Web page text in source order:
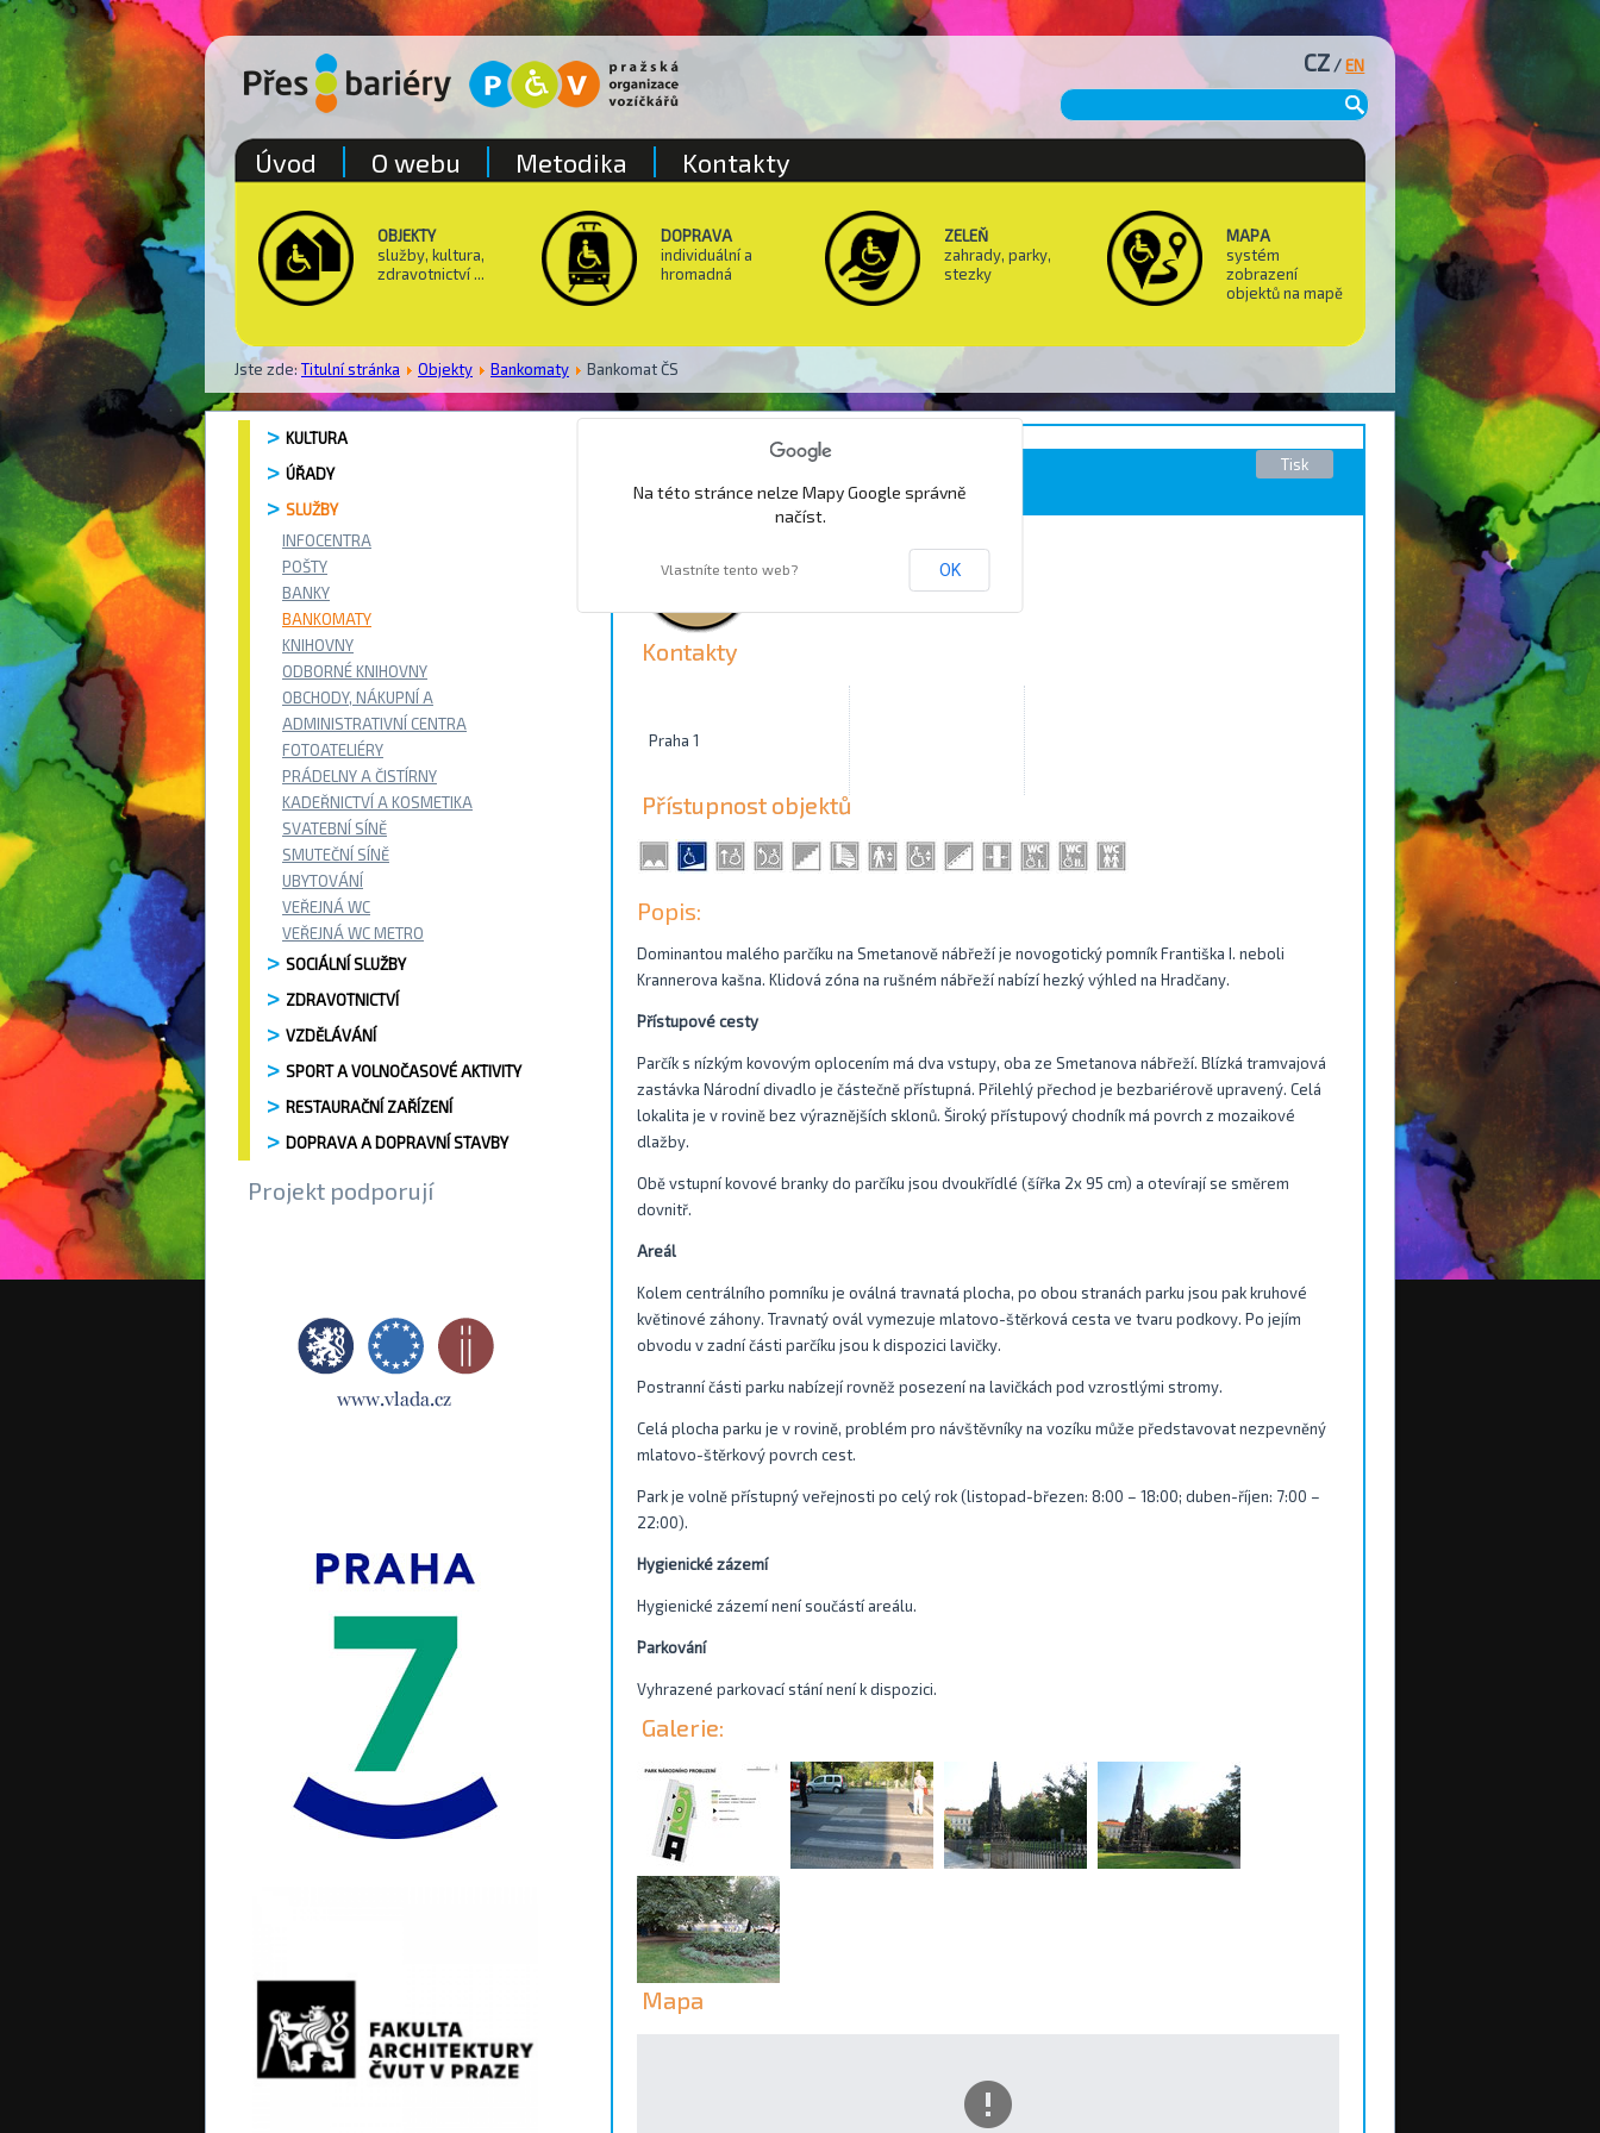
OBJEKTY
služby, kultura,
zdravotnictví ...
DOPRAVA
individuální a
hromadná
ZELEŇ
zahrady, parky,
stezky
MAPA
systém
zobrazení
objektů na mapě
CZ /EN
Jste zde:Titulní stránka Objekty Bankomaty Bankomat ČS
Úvod O webu Metodika Kontakty
KULTURA
ÚŘADY
SLUŽBY
INFOCENTRA
POŠTY
BANKY
BANKOMATY
KNIHOVNY
ODBORNÉ KNIHOVNY
OBCHODY, NÁKUPNÍ A
ADMINISTRATIVNÍ CENTRA
FOTOATELIÉRY
PRÁDELNY A ČISTÍRNY
KADEŘNICTVÍ A KOSMETIKA
SVATEBNÍ SÍNĚ
SMUTEČNÍ SÍNĚ
UBYTOVÁNÍ
VEŘEJNÁ WC
VEŘEJNÁ WC METRO
SOCIÁLNÍ SLUŽBY
ZDRAVOTNICTVÍ
VZDĚLÁVÁNÍ
SPORT A VOLNOČASOVÉ AKTIVITY
RESTAURAČNÍ ZAŘÍZENÍ
DOPRAVA A DOPRAVNÍ STAVBY
Projekt podporují
Tisk
Park národního probuzení
Kontakty
Praha 1
Přístupnost objektů
Popis:
Dominantou malého parčíku na Smetanově nábřeží je novogotický pomník Františka I. neboli
Krannerova kašna. Klidová zóna na rušném nábřeží nabízí hezký výhled na Hradčany.
Přístupové cesty
Parčík s nízkým kovovým oplocením má dva vstupy, oba ze Smetanova nábřeží. Blízká tramvajová
zastávka Národní divadlo je částečně přístupná. Přilehlý přechod je bezbariérově upravený. Celá
lokalita je v rovině bez výraznějších sklonů. Široký přístupový chodník má povrch z mozaikové
dlažby.
Obě vstupní kovové branky do parčíku jsou dvoukřídlé (šířka 2x 95 cm) a otevírají se směrem
dovnitř.
Areál
Kolem centrálního pomníku je oválná travnatá plocha, po obou stranách parku jsou pak kruhové
květinové záhony. Travnatý ovál vymezuje mlatovo-štěrková cesta ve tvaru podkovy. Po jejím
obvodu v zadní části parčíku jsou k dispozici lavičky.
Postranní části parku nabízejí rovněž posezení na lavičkách pod vzrostlými stromy.
Celá plocha parku je v rovině, problém pro návštěvníky na vozíku může představovat nezpevněný
mlatovo-štěrkový povrch cest.
Park je volně přístupný veřejnosti po celý rok (listopad-březen: 8:00 – 18:00; duben-říjen: 7:00 –
22:00).
Hygienické zázemí
Hygienické zázemí není součástí areálu.
Parkování
Vyhrazené parkovací stání není k dispozici.
Galerie:
Mapa
Na této stránce nelze Mapy Google správně
načíst.
Vlastníte tento web? OK